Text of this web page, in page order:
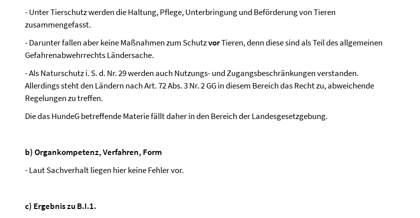
- Unter Tierschutz werden die Haltung, Pflege, Unterbringung und Beförderung von Tieren
zusammengefasst.
- Darunter fallen aber keine Maßnahmen zum SchutzvorTieren, denn diese sind als Teil des allgemeinen
Gefahrenabwehrrechts Ländersache.
- Als Naturschutz i. S. d. Nr. 29 werden auch Nutzungs- und Zugangsbeschränkungen verstanden.
Allerdings steht den Ländern nach Art. 72 Abs. 3 Nr. 2 GG in diesem Bereich das Recht zu, abweichende
Regelungen zu treffen.
Die das HundeG betreffende Materie fällt daher in den Bereich der Landesgesetzgebung.
b) Organkompetenz, Verfahren, Form
- Laut Sachverhalt liegen hier keine Fehler vor.
c) Ergebnis zu B.I.1.